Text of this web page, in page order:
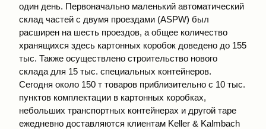
один день. Первоначально маленький автоматический
склад частей с двумя проездами (ASPW) был
расширен на шесть проездов, а общее количество
хранящихся здесь картонных коробок доведено до 155
тыс. Также осуществлено строительство нового
склада для 15 тыс. специальных контейнеров.
Сегодня около 150 т товаров приблизительно с 10 тыс.
пунктов комплектации в картонных коробках,
небольших транспортных контейнерах и другой таре
ежедневно доставляются клиентам Keller & Kalmbach